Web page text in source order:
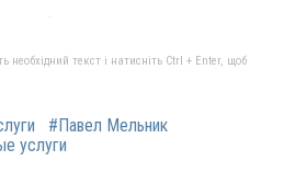
текст і натисніть Ctrl + Enter, щоб
#Павел Мельник
услуги